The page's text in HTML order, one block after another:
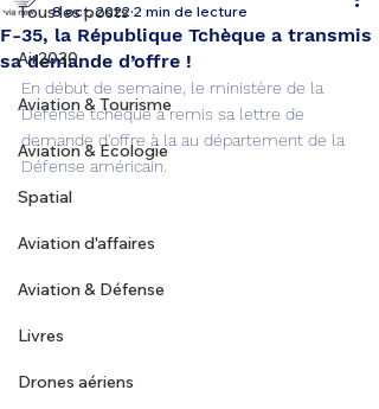
Tous les posts
Air2030
Aviation & Tourisme
Aviation & Ecologie
Spatial
Aviation d'affaires
Aviation & Défense
Livres
Drones aériens
F-35, la République Tchèque a transmis
sa demande d’offre !
8 oct. 2022 2 min de lecture
En début de semaine, le ministère de la
Défense tchèque a remis sa lettre de
demande d'offre à la au département de la
Défense américain.